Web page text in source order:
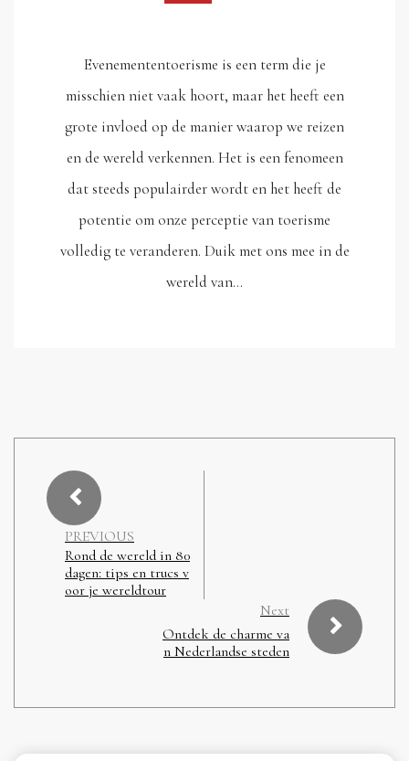
Evenemententoerisme is een term die je
misschien niet vaak hoort, maar het heeft een
grote invloed op de manier waarop we reizen
en de wereld verkennen. Het is een fenomeen
dat steeds populairder wordt en het heeft de
potentie om onze perceptie van toerisme
volledig te veranderen. Duik met ons mee in de
wereld van…
PREVIOUS
Rond de wereld in 80
dagen: tips en trucs v
oor je wereldtour
Next
Ontdek de charme va
n Nederlandse steden